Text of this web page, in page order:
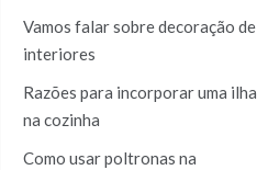
Vamos falar sobre decoração de
interiores
Razões para incorporar uma ilha
na cozinha
Como usar poltronas na